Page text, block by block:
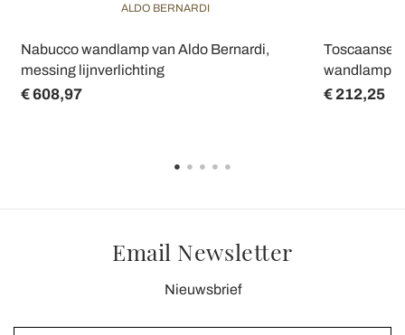
ALDO BERNARDI
Nabucco wandlamp van Aldo Bernardi,
messing lijnverlichting
€ 608,97
Toscaanse
wandlamp
€ 212,25
Email Newsletter
Nieuwsbrief